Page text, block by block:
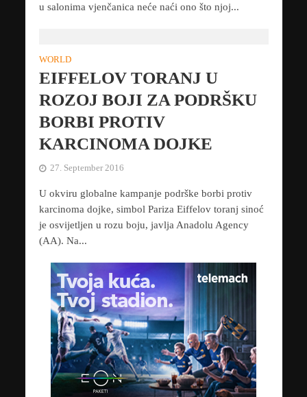
u salonima vjenčanica neće naći ono što njoj...
WORLD
EIFFELOV TORANJ U
ROZOJ BOJI ZA PODRŠKU
BORBI PROTIV
KARCINOMA DOJKE
27. September 2016
U okviru globalne kampanje podrške borbi protiv
karcinoma dojke, simbol Pariza Eiffelov toranj sinoć
je osvijetljen u rozu boju, javlja Anadolu Agency
(AA). Na...